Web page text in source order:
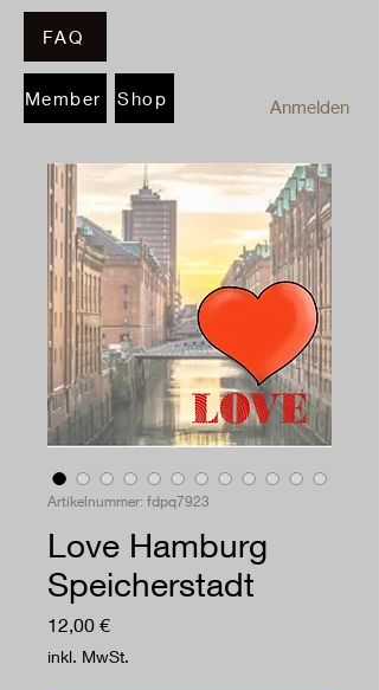
FAQ
Member Shop Anmelden
Artikelnummer: fdpq7923
Love Hamburg
Speicherstadt
12,00 €Preis
inkl. MwSt.